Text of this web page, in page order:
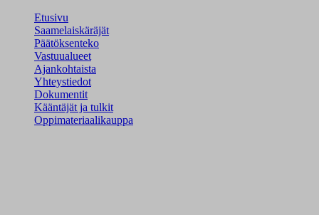
Etusivu
Saamelaiskäräjät
Päätöksenteko
Vastuualueet
Ajankohtaista
Yhteystiedot
Dokumentit
Kääntäjät ja tulkit
Oppimateriaalikauppa